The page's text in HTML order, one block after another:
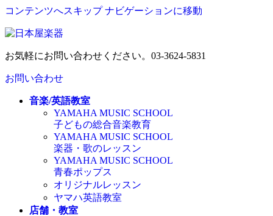
コンテンツへスキップ ナビゲーションに移動
お気軽にお問い合わせください。 03-3624-5831
お問い合わせ
音楽/英語教室
YAMAHA MUSIC SCHOOL
子どもの総合音楽教育
YAMAHA MUSIC SCHOOL
楽器・歌のレッスン
YAMAHA MUSIC SCHOOL
青春ポップス
オリジナルレッスン
ヤマハ英語教室
店舗・教室